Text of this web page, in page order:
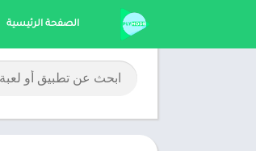
الصفحة الرئيسية